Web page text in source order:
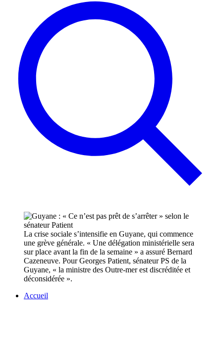
La crise sociale s’intensifie en Guyane, qui commence
une grève générale. « Une délégation ministérielle sera
sur place avant la fin de la semaine » a assuré Bernard
Cazeneuve. Pour Georges Patient, sénateur PS de la
Guyane, « la ministre des Outre-mer est discréditée et
déconsidérée ».
Accueil